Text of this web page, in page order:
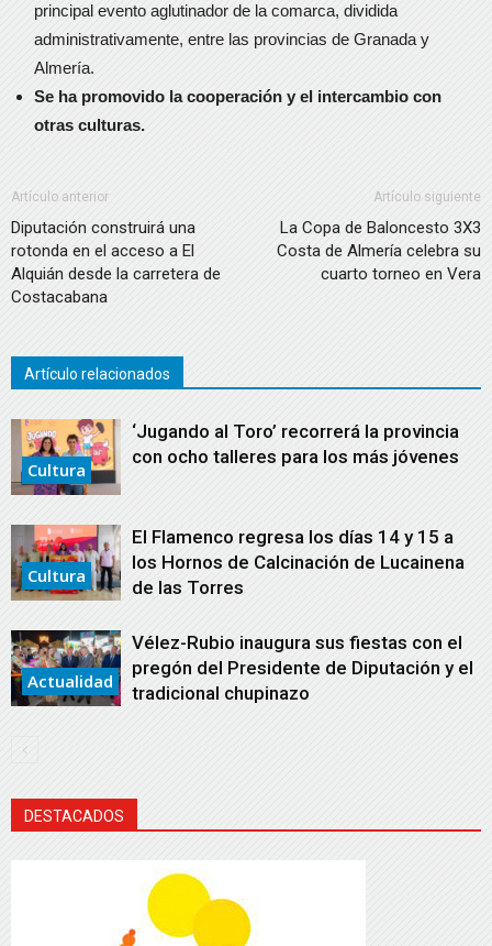
principal evento aglutinador de la comarca, dividida
administrativamente, entre las provincias de Granada y
Almería.
Se ha promovido la cooperación y el intercambio con
otras culturas.
Artículo anterior
Diputación construirá una
rotonda en el acceso a El
Alquián desde la carretera de
Costacabana
Artículo siguiente
La Copa de Baloncesto 3X3
Costa de Almería celebra su
cuarto torneo en Vera
Artículo relacionados
Cultura
‘Jugando al Toro’ recorrerá la provincia
con ocho talleres para los más jóvenes
Cultura
El Flamenco regresa los días 14 y 15 a
los Hornos de Calcinación de Lucainena
de las Torres
Actualidad
Vélez-Rubio inaugura sus fiestas con el
pregón del Presidente de Diputación y el
tradicional chupinazo
DESTACADOS